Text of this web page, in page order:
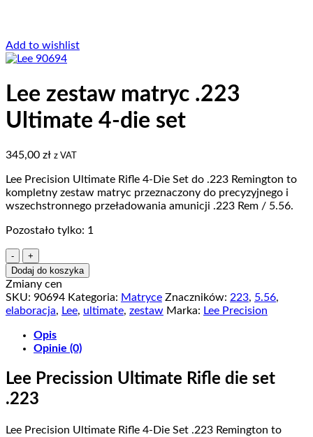
Add to wishlist
Lee zestaw matryc .223
Ultimate 4-die set
345,00 zł z VAT
Lee Precision Ultimate Rifle 4-Die Set do .223 Remington to
kompletny zestaw matryc przeznaczony do precyzyjnego i
wszechstronnego przeładowania amunicji .223 Rem / 5.56.
Pozostało tylko: 1
ilość
Lee
zestaw
matryc
.223
4-
die
Dodaj do koszyka
Zmiany cen
SKU: 90694 Kategoria: Matryce Znaczników: 223, 5.56,
elaboracja, Lee, ultimate, zestaw Marka: Lee Precision
Opis
Opinie (0)
Lee Precission Ultimate Rifle die set
.223
Lee Precision Ultimate Rifle 4-Die Set .223 Remington to